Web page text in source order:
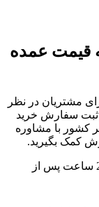
قیمت عمده
مشتریان در نظر
ثبت سفارش خرید
کشور با مشاوره
کمک بگیرید.
سفارش شما در سریع ترین زمان ممکن و تا 24 ساعت پس از